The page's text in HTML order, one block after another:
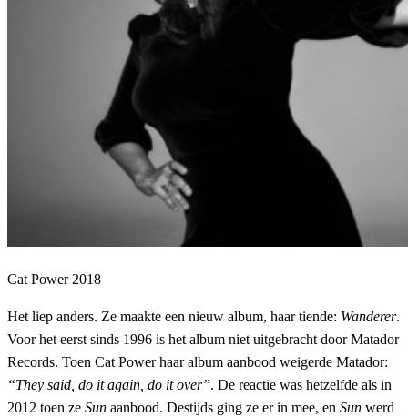
Cat Power 2018
Het liep anders. Ze maakte een nieuw album, haar tiende: Wanderer.
Voor het eerst sinds 1996 is het album niet uitgebracht door Matador
Records. Toen Cat Power haar album aanbood weigerde Matador:
“They said, do it again, do it over”. De reactie was hetzelfde als in
2012 toen ze Sun aanbood. Destijds ging ze er in mee, en Sun werd